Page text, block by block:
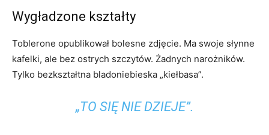
Wygładzone kształty
Toblerone opublikował bolesne zdjęcie. Ma swoje słynne
kafelki, ale bez ostrych szczytów. Żadnych narożników.
Tylko bezkształtna bladoniebieska „kiełbasa”.
„TO SIĘ NIE DZIEJE”.